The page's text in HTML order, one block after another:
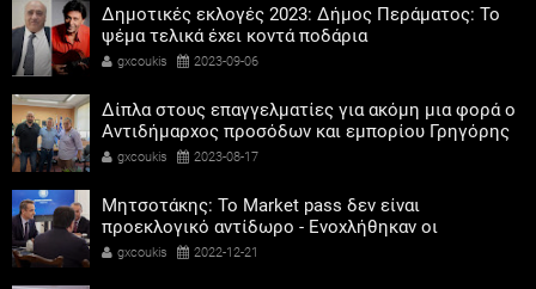
Δημοτικές εκλογές 2023: Δήμος Περάματος: Το
ψέμα τελικά έχει κοντά ποδάρια
gxcoukis 2023-09-06
Δίπλα στους επαγγελματίες για ακόμη μια φορά ο
Αντιδήμαρχος προσόδων και εμπορίου Γρηγόρης
Καψοκόλης
gxcoukis 2023-08-17
Μητσοτάκης: Το Market pass δεν είναι
προεκλογικό αντίδωρο - Ενοχλήθηκαν οι
αριστεροί του χαβιαριού
gxcoukis 2022-12-21